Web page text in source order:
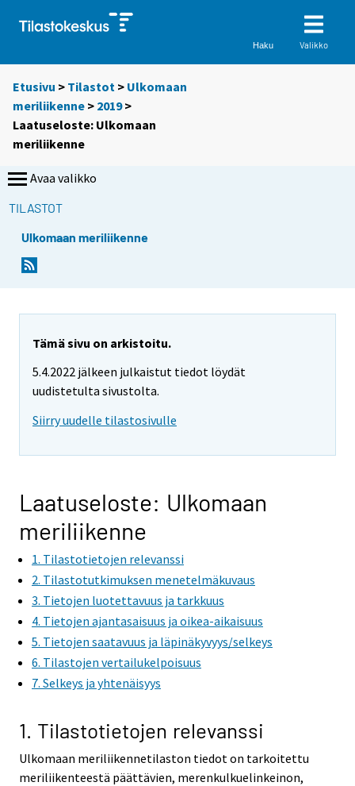
Haku Valikko
Etusivu > Tilastot > Ulkomaan
meriliikenne > 2019>
Laatuseloste: Ulkomaan
meriliikenne
Avaa valikko
TILASTOT
Ulkomaan meriliikenne
Tämä sivu on arkistoitu.
5.4.2022 jälkeen julkaistut tiedot löydät
uudistetulta sivustolta.
Siirry uudelle tilastosivulle
Laatuseloste: Ulkomaan
meriliikenne
1. Tilastotietojen relevanssi
2. Tilastotutkimuksen menetelmäkuvaus
3. Tietojen luotettavuus ja tarkkuus
4. Tietojen ajantasaisuus ja oikea-aikaisuus
5. Tietojen saatavuus ja läpinäkyvyys/selkeys
6. Tilastojen vertailukelpoisuus
7. Selkeys ja yhtenäisyys
1. Tilastotietojen relevanssi
Ulkomaan meriliikennetilaston tiedot on tarkoitettu
meriliikenteestä päättävien, merenkulkuelinkeinon,